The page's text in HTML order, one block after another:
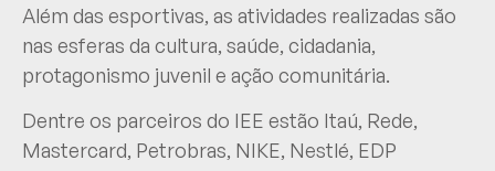
Além das esportivas, as atividades realizadas são
nas esferas da cultura, saúde, cidadania,
protagonismo juvenil e ação comunitária.
Dentre os parceiros do IEE estão Itaú, Rede,
Mastercard, Petrobras, NIKE, Nestlé, EDP